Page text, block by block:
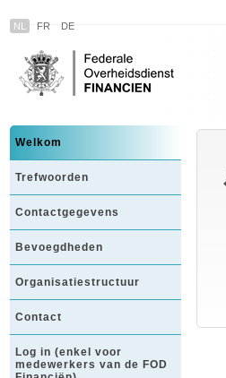
NL FR DE
Welkom
Trefwoorden
Contactgegevens
Bevoegdheden
Organisatiestructuur
Contact
Log in (enkel voor
medewerkers van de FOD